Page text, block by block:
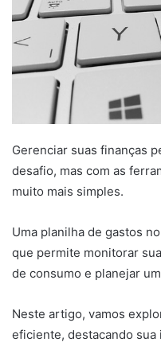
Gerenciar suas finanças
desafio, mas com as
muito mais simples.
Uma planilha de gastos
que permite monitorar
de consumo e planejar
Neste artigo, vamos
eficiente, destacando